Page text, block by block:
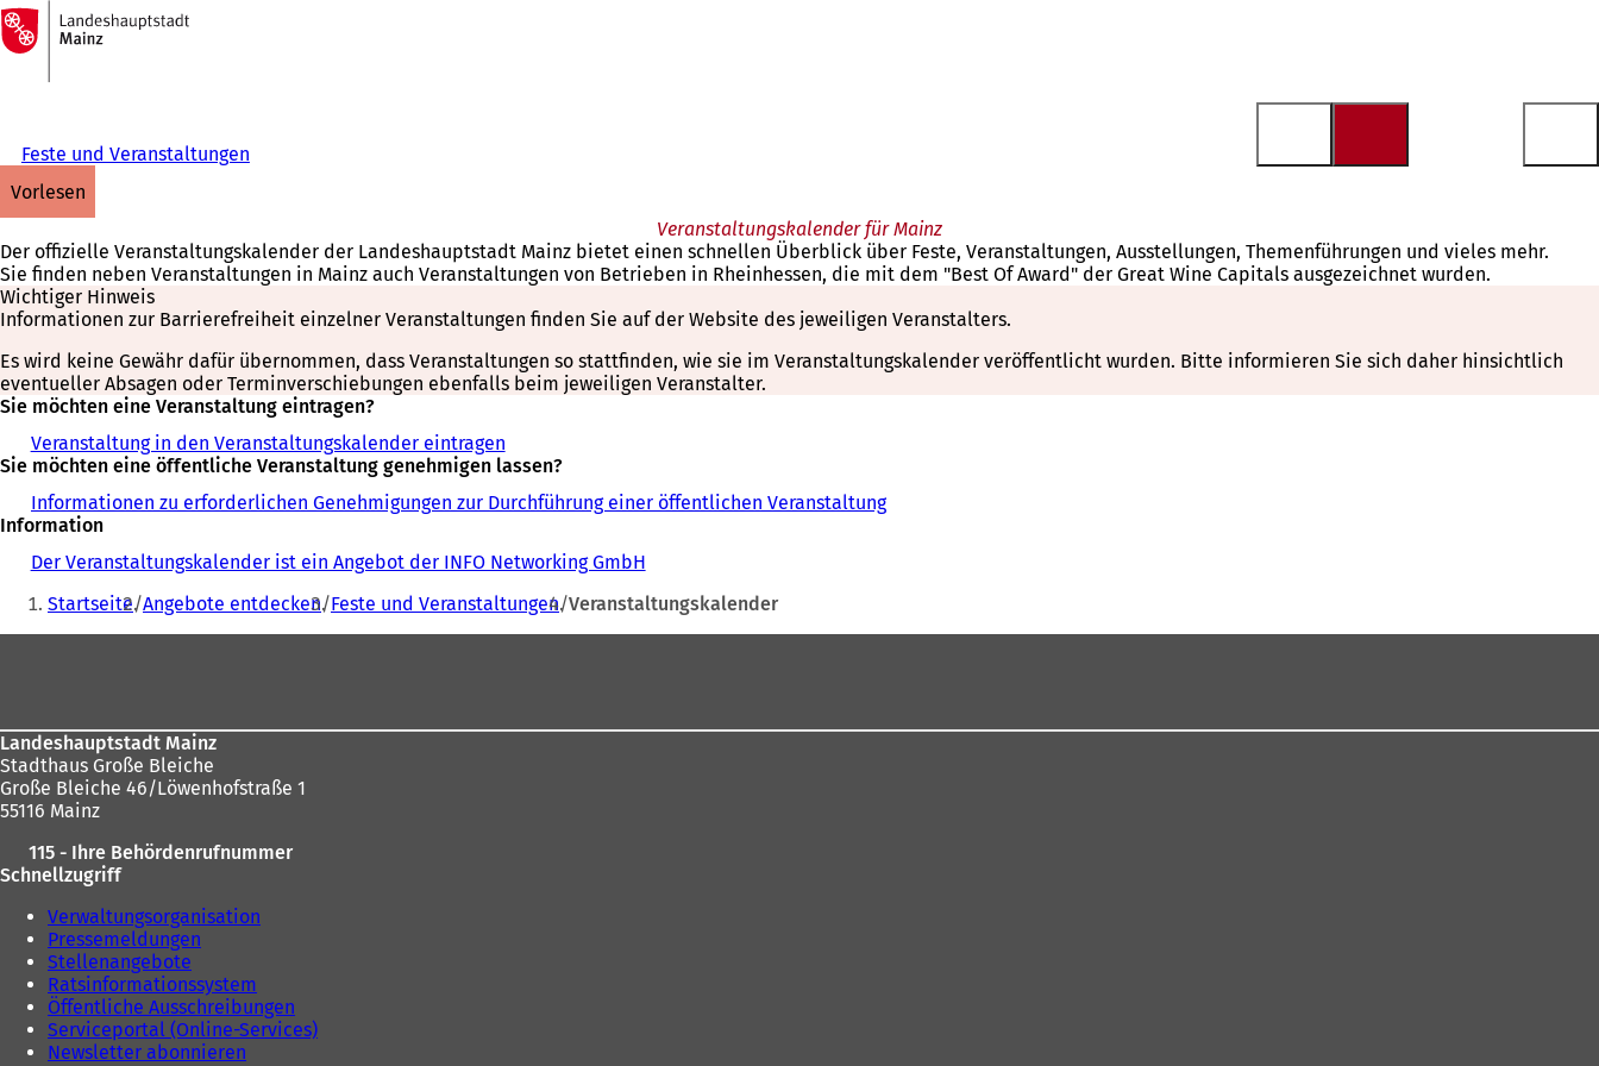
Inhalt anspringen
Zur
Startseite
Feste und Veranstaltungen
vorlesen
Veranstaltungskalender für Mainz
Der offizielle Veranstaltungskalender der Landeshauptstadt Mainz bietet einen schnellen Überblick über Feste, Veranstaltungen, Ausstellungen, Themenführungen und vieles mehr.
Sie finden neben Veranstaltungen in Mainz auch Veranstaltungen von Betrieben in Rheinhessen, die mit dem "Best Of Award" der Great Wine Capitals ausgezeichnet wurden.
Wichtiger Hinweis
Informationen zur Barrierefreiheit einzelner Veranstaltungen finden Sie auf der Website des jeweiligen Veranstalters.
Es wird keine Gewähr dafür übernommen, dass Veranstaltungen so stattfinden, wie sie im Veranstaltungskalender veröffentlicht wurden. Bitte informieren Sie sich daher hinsichtlich
eventueller Absagen oder Terminverschiebungen ebenfalls beim jeweiligen Veranstalter.
Sie möchten eine Veranstaltung eintragen?
Veranstaltung in den Veranstaltungskalender eintragen
Sie möchten eine öffentliche Veranstaltung genehmigen lassen?
Informationen zu erforderlichen Genehmigungen zur Durchführung einer öffentlichen Veranstaltung
Information
Der Veranstaltungskalender ist ein Angebot der INFO Networking GmbH
Sie
befinden
Startseite Angebote entdecken Feste und Veranstaltungen Veranstaltungskalender
Landeshauptstadt Mainz
Stadthaus Große Bleiche
Große Bleiche 46/Löwenhofstraße 1
55116 Mainz
115 - Ihre Behördenrufnummer
Schnellzugriff
Verwaltungsorganisation
Pressemeldungen
Stellenangebote
Ratsinformationssystem
Öffentliche Ausschreibungen
Serviceportal (Online-Services)
Newsletter abonnieren